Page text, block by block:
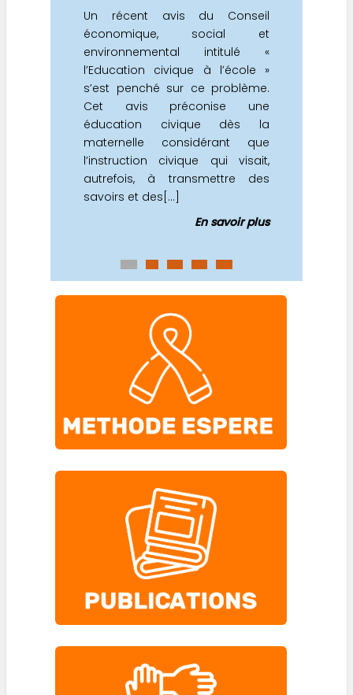
Un récent avis du Conseil
économique, social et
environnemental intitulé «
l’Education civique à l’école »
s’est penché sur ce problème.
Cet avis préconise une
éducation civique dès la
maternelle considérant que
l’instruction civique qui visait,
autrefois, à transmettre des
savoirs et des[...]
En savoir plus
0 1 2 3 4